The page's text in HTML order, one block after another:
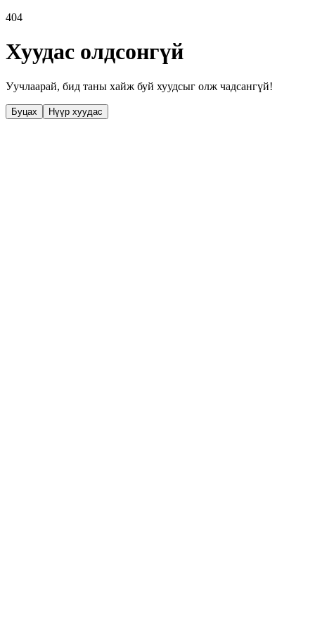
404
Хуудас олдсонгүй
Уучлаарай, бид таны хайж буй хуудсыг олж чадсангүй!
Буцах Нүүр хуудас